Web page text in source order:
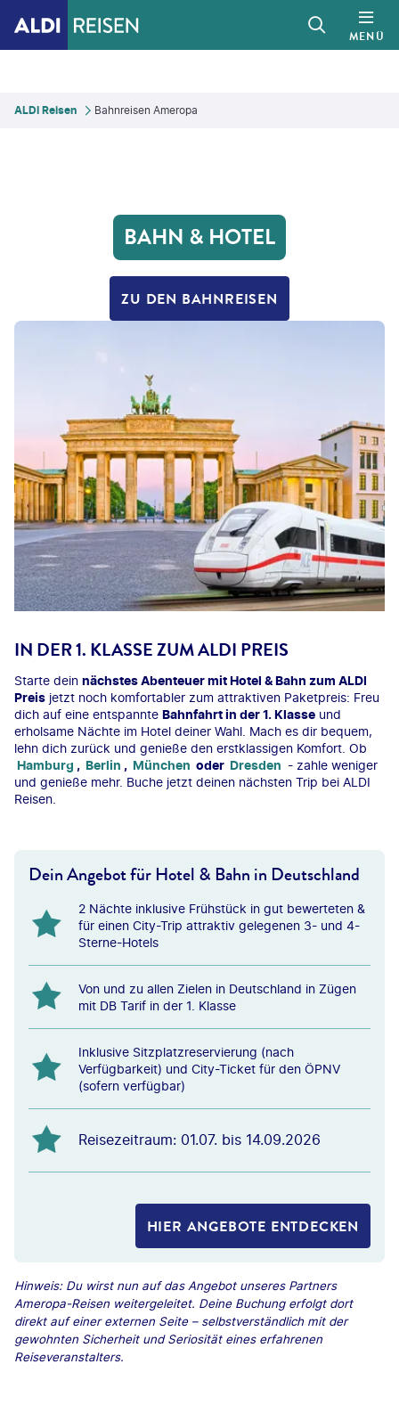
MENÜ
ALDI Reisen Bahnreisen Ameropa
BAHN & HOTEL
ZU DEN BAHNREISEN
IN DER 1. KLASSE ZUM ALDI PREIS
Starte dein nächstes Abenteuer mit Hotel & Bahn zum ALDI
Preis jetzt noch komfortabler zum attraktiven Paketpreis: Freu
dich auf eine entspannte Bahnfahrt in der 1. Klasse und
erholsame Nächte im Hotel deiner Wahl. Mach es dir bequem,
lehn dich zurück und genieße den erstklassigen Komfort. Ob
Hamburg , Berlin , München oder Dresden - zahle weniger
und genieße mehr. Buche jetzt deinen nächsten Trip bei ALDI
Reisen.
Dein Angebot für Hotel & Bahn in Deutschland
2 Nächte inklusive Frühstück in gut bewerteten &
für einen City-Trip attraktiv gelegenen 3- und 4-
Sterne-Hotels
Von und zu allen Zielen in Deutschland in Zügen
mit DB Tarif in der 1. Klasse
Inklusive Sitzplatzreservierung (nach
Verfügbarkeit) und City-Ticket für den ÖPNV
(sofern verfügbar)
Reisezeitraum: 01.07. bis 14.09.2026
HIER ANGEBOTE ENTDECKEN
Hinweis: Du wirst nun auf das Angebot unseres Partners
Ameropa-Reisen weitergeleitet. Deine Buchung erfolgt dort
direkt auf einer externen Seite – selbstverständlich mit der
gewohnten Sicherheit und Seriosität eines erfahrenen
Reiseveranstalters.